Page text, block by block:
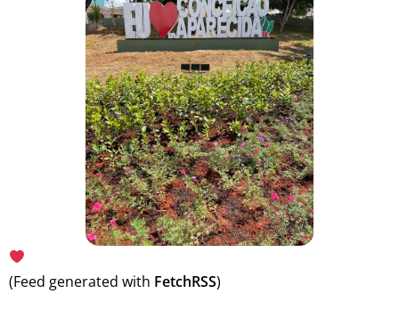
(Feed generated with FetchRSS)